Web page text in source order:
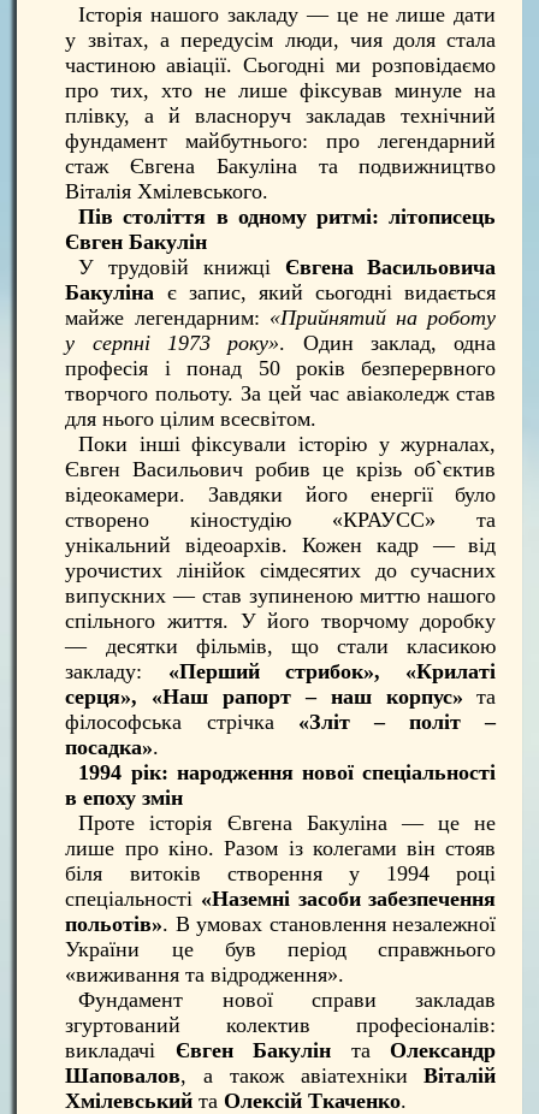
Історія нашого закладу — це не лише дати
у звітах, а передусім люди, чия доля стала
частиною авіації. Сьогодні ми розповідаємо
про тих, хто не лише фіксував минуле на
плівку, а й власноруч закладав технічний
фундамент майбутнього: про легендарний
стаж Євгена Бакуліна та подвижництво
Віталія Хмілевського.
Пів століття в одному ритмі: літописець
Євген Бакулін
У трудовій книжці Євгена Васильовича
Бакуліна є запис, який сьогодні видається
майже легендарним: «Прийнятий на роботу
у серпні 1973 року». Один заклад, одна
професія і понад 50 років безперервного
творчого польоту. За цей час авіаколедж став
для нього цілим всесвітом.
Поки інші фіксували історію у журналах,
Євген Васильович робив це крізь об`єктив
відеокамери. Завдяки його енергії було
створено кіностудію «КРАУСС» та
унікальний відеоархів. Кожен кадр — від
урочистих лінійок сімдесятих до сучасних
випускних — став зупиненою миттю нашого
спільного життя. У його творчому доробку
— десятки фільмів, що стали класикою
закладу: «Перший стрибок», «Крилаті
серця», «Наш рапорт – наш корпус» та
філософська стрічка «Зліт – політ –
посадка».
1994 рік: народження нової спеціальності
в епоху змін
Проте історія Євгена Бакуліна — це не
лише про кіно. Разом із колегами він стояв
біля витоків створення у 1994 році
спеціальності «Наземні засоби забезпечення
польотів». В умовах становлення незалежної
України це був період справжнього
«виживання та відродження».
Фундамент нової справи закладав
згуртований колектив професіоналів:
викладачі Євген Бакулін таОлександр
Шаповалов, а також авіатехнікиВіталій
Хмілевський таОлексій Ткаченко.